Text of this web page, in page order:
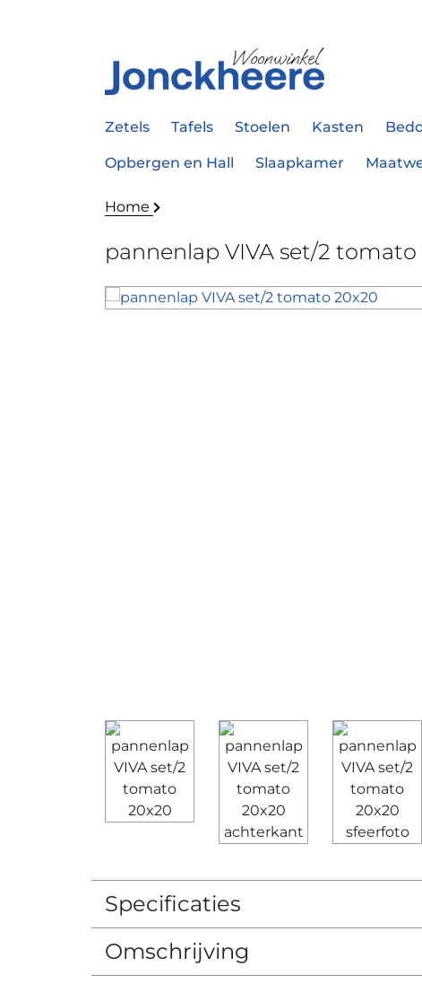
Zetels Tafels Stoelen Kasten
Opbergen en Hall Slaapkamer
Home
pannenlap VIVA set/2 tomato
Specificaties
Omschrijving